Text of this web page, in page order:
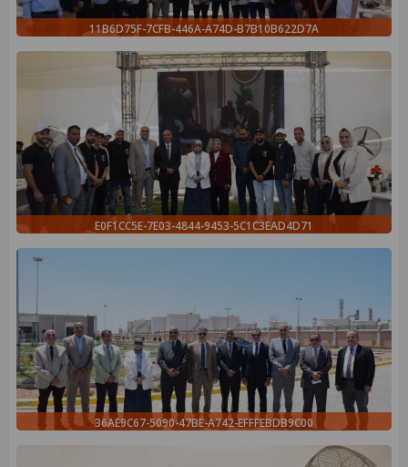
11B6D75F-7CFB-446A-A74D-B7B10B622D7A
E0F1CC5E-7E03-4844-9453-5C1C3EAD4D71
36AE9C67-5090-47BE-A742-EFFFEBDB9C00